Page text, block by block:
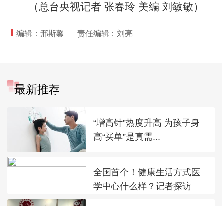
（总台央视记者 张春玲 美编 刘敏敏）
编辑：邢斯馨 责任编辑：刘亮
最新推荐
“增高针”热度升高 为孩子身
高“买单”是真需...
全国首个！健康生活方式医
学中心什么样？记者探访